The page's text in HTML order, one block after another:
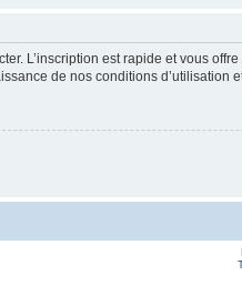
L’inscription est rapide et vous
de nos conditions